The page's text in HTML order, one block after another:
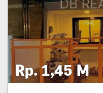
Rp. 1,45 M